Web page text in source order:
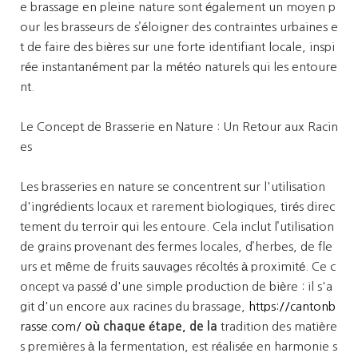
e brassage en pleine nature sont également un moyen p
our les brasseurs de s’éloigner des contraintes urbaines e
t de faire des bières sur une forte identifiant locale, inspi
rée instantanément par la météo naturels qui les entoure
nt.
Le Concept de Brasserie en Nature : Un Retour aux Racin
es
Les brasseries en nature se concentrent sur l'utilisation
d'ingrédients locaux et rarement biologiques, tirés direc
tement du terroir qui les entoure. Cela inclut l’utilisation
de grains provenant des fermes locales, d’herbes, de fle
urs et même de fruits sauvages récoltés à proximité. Ce c
oncept va passé d'une simple production de bière : il s'a
git d'un encore aux racines du brassage,
https://cantonb
rasse.com/ où chaque étape, de la tradition des matière
s premières à la fermentation, est réalisée en harmonie s